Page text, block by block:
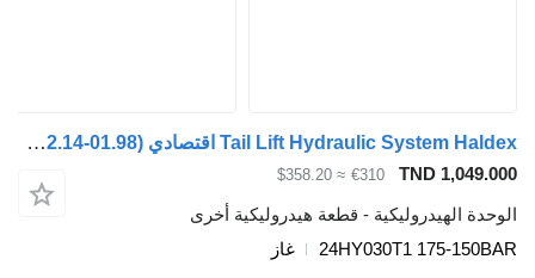
Tail Lift Hydraulic System Haldex اقتصادي (01.98-12.14) 24HY030T1 لـ الشاحنات Mercedes-Benz Econic (1998-2014)
TND 1,049.000
€310
≈ $358.20
الوحدة الهيدروليكية - قطعة هيدروليكية أخرى
24HY030T1 175-150BAR
غاز